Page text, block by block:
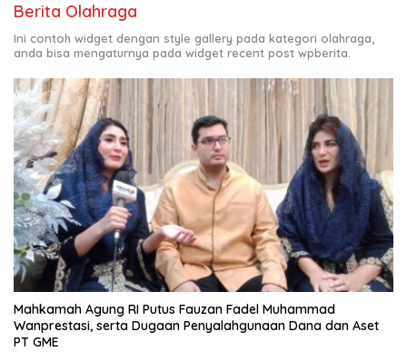
Berita Olahraga
Ini contoh widget dengan style gallery pada kategori olahraga,
anda bisa mengaturnya pada widget recent post wpberita.
Mahkamah Agung RI Putus Fauzan Fadel Muhammad
Wanprestasi, serta Dugaan Penyalahgunaan Dana dan Aset
PT GME